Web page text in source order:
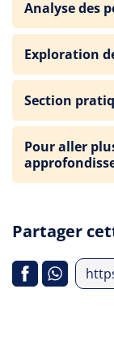
Analyse des
Exploration
Section
Pour aller
Partager